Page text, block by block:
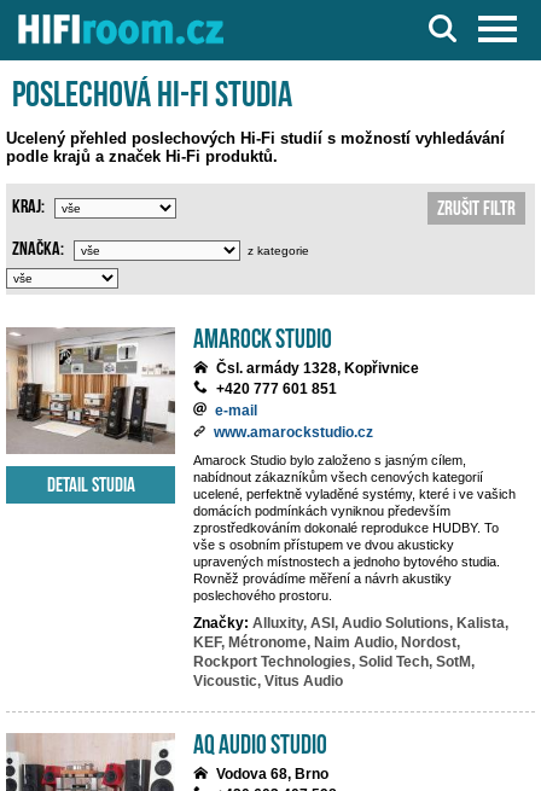
Server o Hi-Fi a AV technice
Poslechová Hi-Fi studia
Ucelený přehled poslechových Hi-Fi studií s možností vyhledávání
podle krajů a značek Hi-Fi produktů.
Zrušit filtr
Kraj:
Značka: z kategorie
Amarock Studio
Čsl. armády 1328, Kopřivnice
+420 777 601 851
e-mail
www.amarockstudio.cz
Amarock Studio bylo založeno s jasným cílem,
nabídnout zákazníkům všech cenových kategorií
ucelené, perfektně vyladěné systémy, které i ve vašich
domácích podmínkách vyniknou především
zprostředkováním dokonalé reprodukce HUDBY. To
vše s osobním přístupem ve dvou akusticky
upravených místnostech a jednoho bytového studia.
Rovněž provádíme měření a návrh akustiky
poslechového prostoru.
Značky: Alluxity, ASI, Audio Solutions, Kalista,
KEF, Métronome, Naim Audio, Nordost,
Rockport Technologies, Solid Tech, SotM,
Vicoustic, Vitus Audio
Detail studia
AQ audio studio
Vodova 68, Brno